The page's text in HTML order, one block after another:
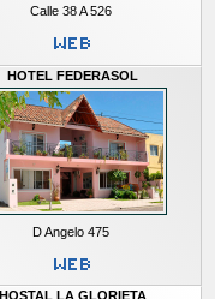
Calle 38 A 526
HOTEL FEDERASOL
D Angelo 475
HOSTAL LA GLORIETA